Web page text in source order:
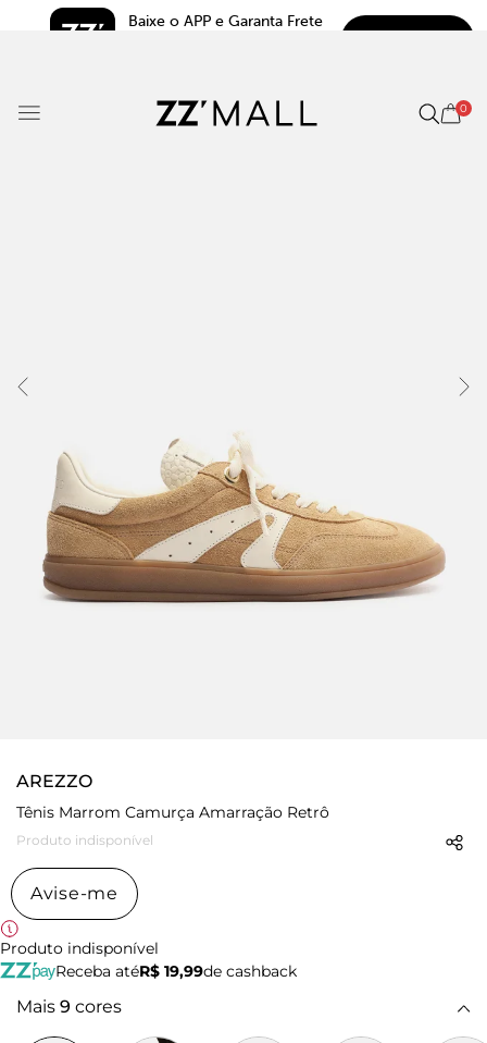
Baixe o APP e Garanta Frete
0
AREZZO
Tênis Marrom Camurça Amarração Retrô
Produto indisponível
Avise-me
Produto indisponível
Receba atéR$ 19,99de cashback
Mais 9 cores